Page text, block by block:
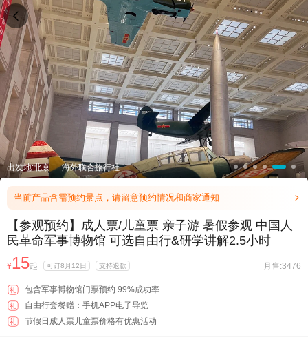
出发地:北京 海外联合旅行社
当前产品含需预约景点，请留意预约情况和商家通知 
【参观预约】成人票/儿童票 亲子游 暑假参观 中国人
民革命军事博物馆 可选自由行&研学讲解2.5小时
¥15起 可订8月12日 支持退款 月售:3476
礼 包含军事博物馆门票预约 99%成功率
礼 自由行套餐赠：手机APP电子导览
礼 节假日成人票儿童票价格有优惠活动
